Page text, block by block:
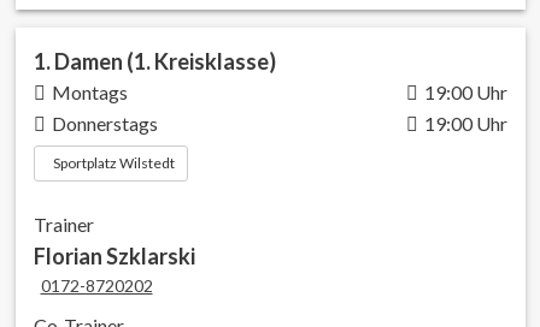
1. Damen (1. Kreisklasse)
Montags
19:00 Uhr
Donnerstags
19:00 Uhr
Sportplatz Wilstedt
Trainer
Florian Szklarski
0172-8720202